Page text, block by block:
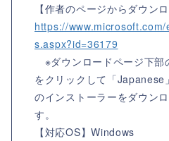
【作者のページからダウンロ
https://
s.aspx?id=36179
※ダウンロードページ下部
をクリックして「Japanese
のインストーラーをダウン
す。
【対応OS】Windows